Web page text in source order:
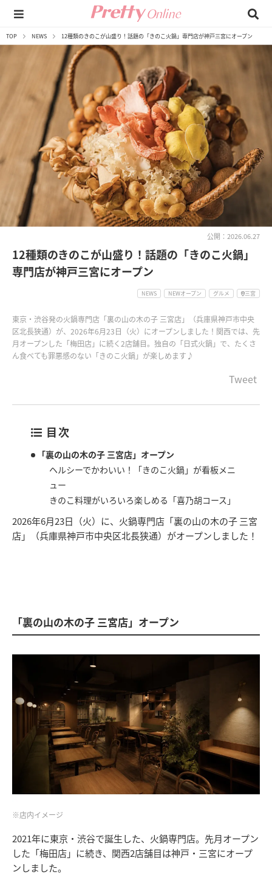
TOP NEWS 12種類のきのこが山盛り！話題の「きのこ火鍋」専門店が神戸三宮にオープン
公開：2026.06.27
12種類のきのこが山盛り！話題の「きのこ火鍋」
専門店が神戸三宮にオープン
NEWS NEWオープン グルメ 三宮
東京・渋谷発の火鍋専門店「裏の山の木の子 三宮店」（兵庫県神戸市中央
区北長狭通）が、2026年6月23日（火）にオープンしました！関西では、先
月オープンした「梅田店」に続く2店舗目。独自の「日式火鍋」で、たくさ
ん食べても罪悪感のない「きのこ火鍋」が楽しめます♪
Tweet
目次
「裏の山の木の子 三宮店」オープン
ヘルシーでかわいい！「きのこ火鍋」が看板メニ
ュー
きのこ料理がいろいろ楽しめる「喜乃胡コース」
2026年6月23日（火）に、火鍋専門店「裏の山の木の子 三宮
店」（兵庫県神戸市中央区北長狭通）がオープンしました！
「裏の山の木の子 三宮店」オープン
※店内イメージ
2021年に東京・渋谷で誕生した、火鍋専門店。先月オープン
した「梅田店」に続き、関西2店舗目は神戸・三宮にオープ
ンしました。